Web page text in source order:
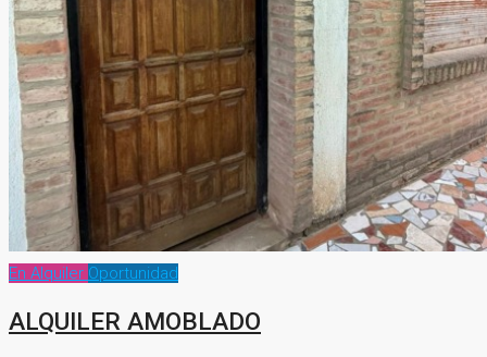
En Alquiler Oportunidad
ALQUILER AMOBLADO